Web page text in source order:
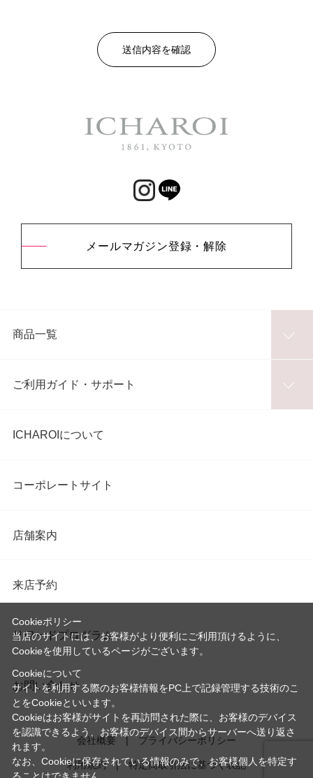
メールマガジン登録・解除
商品一覧
ご利用ガイド・サポート
ICHAROIについて
コーポレートサイト
店舗案内
来店予約
リワードプログラム
お問い合わせ
会社概要 プライバシーポリシー
利用規約 特定商取引法に基づく表記
Cookieポリシー
当店のサイトには、お客様がより便利にご利用頂けるように、
Cookieを使用しているページがございます。
Cookieについて
サイトを利用する際のお客様情報をPC上で記録管理する技術のこ
とをCookieといいます。
Cookieはお客様がサイトを再訪問された際に、お客様のデバイス
を認識できるよう、お客様のデバイス間からサーバーへ送り返さ
れます。
なお、Cookieに保存されている情報のみで、お客様個人を特定す